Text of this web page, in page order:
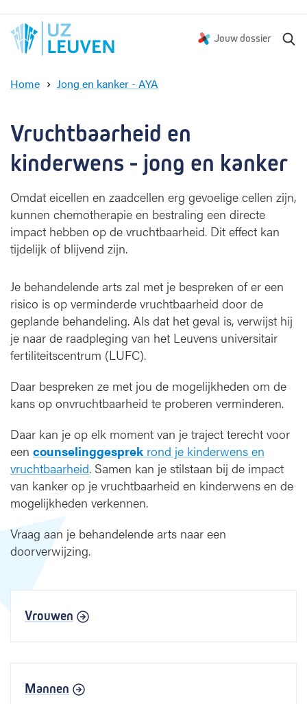
Jouw dossier
Home Jong en kanker - AYA
h
t
a
a
r
d
e
n
k
d
e
n
s
Vruchtbaarheid en
kinderwens - jong en kanker
Omdat eicellen en zaadcellen erg gevoelige cellen zijn,
kunnen chemotherapie en bestraling een directe
impact hebben op de vruchtbaarheid. Dit effect kan
tijdelijk of blijvend zijn.
Je behandelende arts zal met je bespreken of er een
risico is op verminderde vruchtbaarheid door de
geplande behandeling. Als dat het geval is, verwijst hij
je naar de raadpleging van het Leuvens universitair
fertiliteitscentrum (LUFC).
Daar bespreken ze met jou de mogelijkheden om de
kans op onvruchtbaarheid te proberen verminderen.
Daar kan je op elk moment van je traject terecht voor
een counselinggesprek rond je kinderwens en
vruchtbaarheid. Samen kan je stilstaan bij de impact
van kanker op je vruchtbaarheid en kinderwens en de
mogelijkheden verkennen.
Vraag aan je behandelende arts naar een
doorverwijzing.
Vrouwen
Mannen